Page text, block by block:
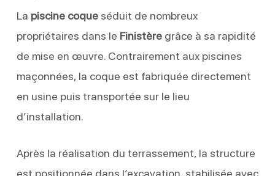
La piscine coqueséduit de nombreux
propriétaires dans le Finistèregrâce à sa rapidité
de mise en œuvre. Contrairement aux piscines
maçonnées, la coque est fabriquée directement
en usine puis transportée sur le lieu
d’installation.
Après la réalisation du terrassement, la structure
est positionnée dans l’excavation, stabilisée avec